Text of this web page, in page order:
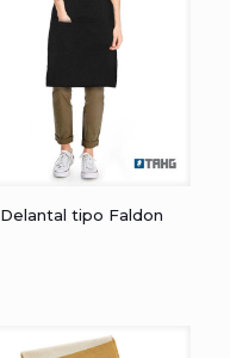
Delantal tipo Faldon